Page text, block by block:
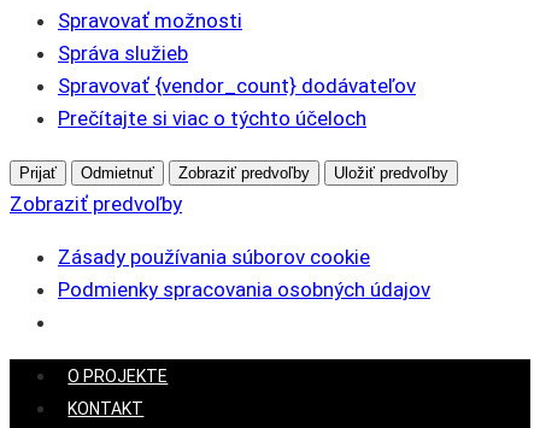
Spravovať možnosti
Správa služieb
Spravovať {vendor_count} dodávateľov
Prečítajte si viac o týchto účeloch
Prijať Odmietnuť Zobraziť predvoľby Uložiť predvoľby
Zobraziť predvoľby
Zásady používania súborov cookie
Podmienky spracovania osobných údajov
Skip
O PROJEKTE
KONTAKT